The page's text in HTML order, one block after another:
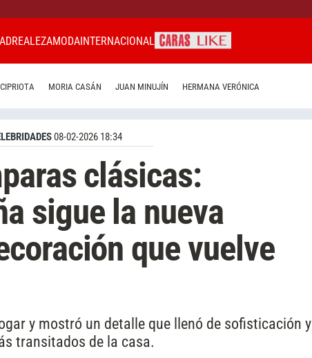
REALEZAMODAINTERNACIONAL
MORIA CASÁN JUAN MINUJÍN HERMANA VERÓNICA
08-02-2026 18:34
clásicas:
sigue la nueva
que vuelve
y mostró un detalle que llenó de sofisticación y
transitados de la casa.